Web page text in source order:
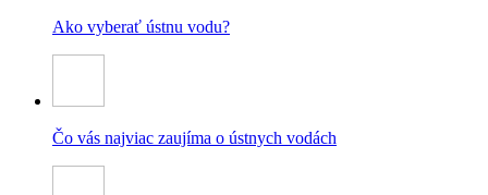
Ako vyberať ústnu vodu?
Čo vás najviac zaujíma o ústnych vodách